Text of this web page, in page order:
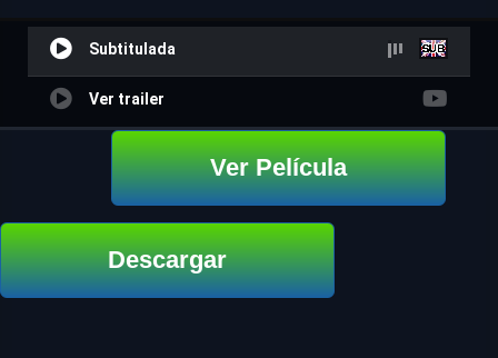
Subtitulada
Ver trailer
Ver Película
Descargar